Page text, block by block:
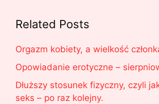
Related Posts
Orgazm kobiety, a wielkość
Opowiadanie erotyczne –
Dłuższy stosunek fizyczny, czyli
seks – po raz kolejny.